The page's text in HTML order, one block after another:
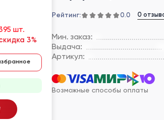
Рейтинг: 0.0 0
Мин. заказ:
Выдача:
Артикул:
Возможные способы оплаты
шт.
3%